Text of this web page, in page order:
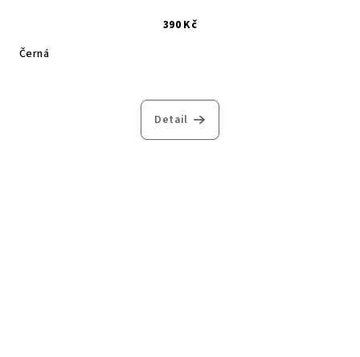
390 Kč
Černá
Detail